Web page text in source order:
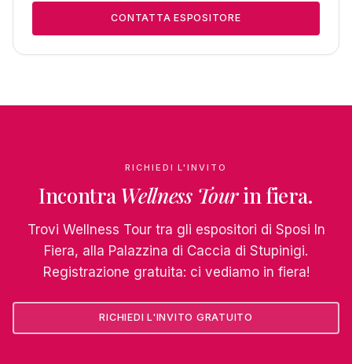
CONTATTA ESPOSITORE
RICHIEDI L'INVITO
Incontra Wellness Tourin fiera.
Trovi Wellness Tour tra gli espositori di Sposi In
Fiera, alla Palazzina di Caccia di Stupinigi.
Registrazione gratuita: ci vediamo in fiera!
RICHIEDI L'INVITO GRATUITO